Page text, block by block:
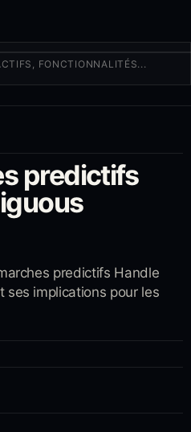
predictifs
predictifs Handle
ses implications pour les